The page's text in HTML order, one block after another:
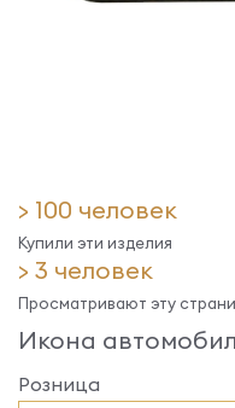
> 100 человек
Купили эти изделия
> 3 человек
Просматривают эту
Икона
Розница